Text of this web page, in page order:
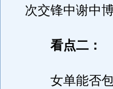
次交锋中谢中
看点二：
女单能否包